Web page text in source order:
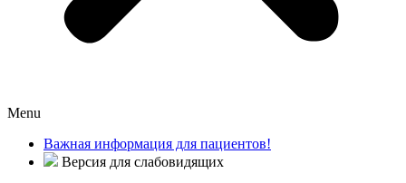
Menu
Важная информация для пациентов!
Версия для слабовидящих